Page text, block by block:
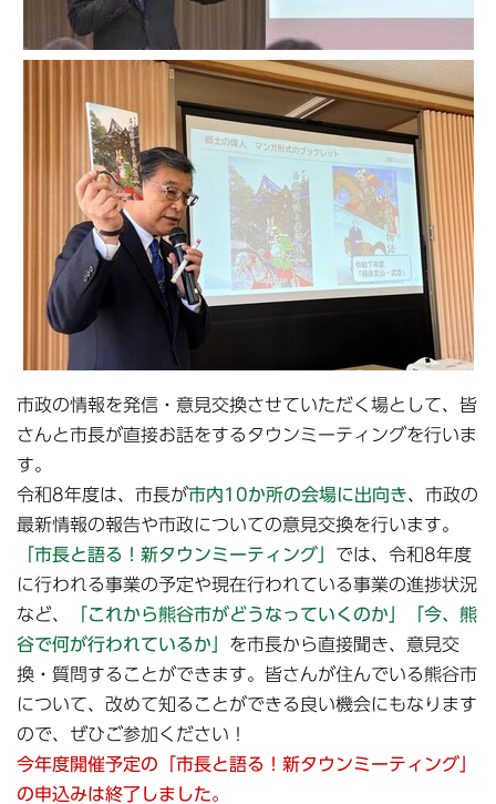
市政の情報を発信・意見交換させていただく場として、皆
さんと市長が直接お話をするタウンミーティングを行いま
す。
令和8年度は、市長が市内10か所の会場に出向き、市政の
最新情報の報告や市政についての意見交換を行います。
「市長と語る！新タウンミーティング」 では、令和8年度
に行われる事業の予定や現在行われている事業の進捗状況
など、
「これから熊谷市がどうなっていくのか」「今、熊
谷で何が行われているか」 を市長から直接聞き、意見交
換・質問することができます。皆さんが住んでいる熊谷市
について、改めて知ることができる良い機会にもなります
ので、ぜひご参加ください！
今年度開催予定の「市長と語る！新タウンミーティング」
の申込みは終了しました。